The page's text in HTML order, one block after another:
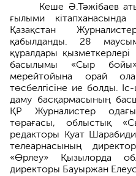
Кеше Ә.Тәжібаев
ғылыми
Қазақстан
қабылданды. 28
құралдары
басылымы «Сыр
мерейтойына орай
төсбелгісіне ие болды.
даму басқармасының
ҚР Журналистер
төрағасы, облыстық
редакторы Қуат
телеарнасының
«Өрлеу» Қызылорда
директоры Бауыржан